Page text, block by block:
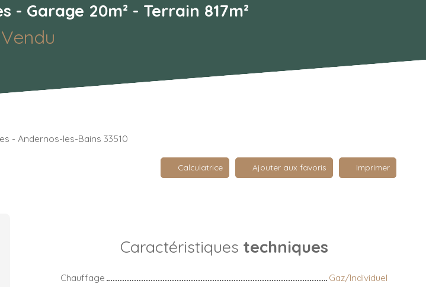
- Garage 20m² - Terrain 817m²
Vendu
- Andernos-les-Bains 33510
Calculatrice Ajouter aux favoris Imprimer
Caractéristiques techniques
Chauffage
Gaz/Individuel